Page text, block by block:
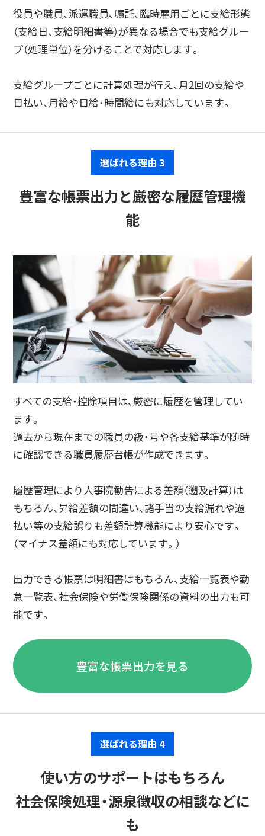
役員や職員、派遣職員、嘱託、臨時雇用ごとに支給形態
（支給日、支給明細書等）が異なる場合でも支給グルー
プ（処理単位）を分けることで対応します。
支給グループごとに計算処理が行え、月2回の支給や
日払い、月給や日給・時間給にも対応しています。
選ばれる理由 3
豊富な帳票出力と厳密な履歴管理機
能
すべての支給・控除項目は、厳密に履歴を管理してい
ます。
過去から現在までの職員の級・号や各支給基準が随時
に確認できる職員履歴台帳が作成できます。
履歴管理により人事院勧告による差額（遡及計算）は
もちろん、昇給差額の間違い、諸手当の支給漏れや過
払い等の支給誤りも差額計算機能により安心です。
（マイナス差額にも対応しています。）
出力できる帳票は明細書はもちろん、支給一覧表や勤
怠一覧表、社会保険や労働保険関係の資料の出力も可
能です。
豊富な帳票出力を見る
選ばれる理由 4
使い方のサポートはもちろん
社会保険処理・源泉徴収の相談などに
も